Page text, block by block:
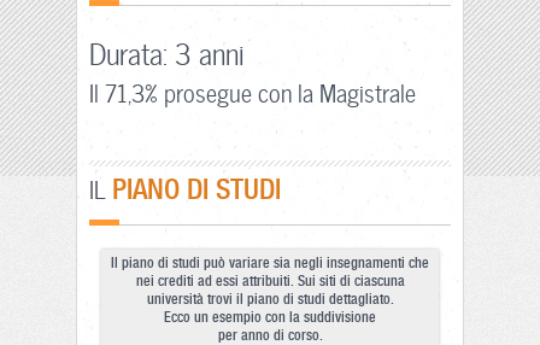
Durata: 3 anni
Il 71,3% prosegue con la Magistrale
IL PIANO DI STUDI
Il piano di studi può variare sia negli insegnamenti che
nei crediti ad essi attribuiti. Sui siti di ciascuna
università trovi il piano di studi dettagliato.
Ecco un esempio con la suddivisione
per anno di corso.